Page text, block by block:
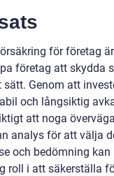
för företag
företag att skydda
Genom att
och långsiktig
att noga
analys för att välja
och bedömning
roll i att säkerställa